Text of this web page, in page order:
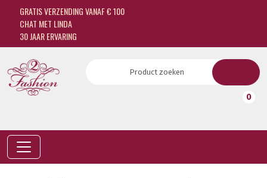
GRATIS VERZENDING VANAF € 100
CHAT MET LINDA
30 JAAR ERVARING
0